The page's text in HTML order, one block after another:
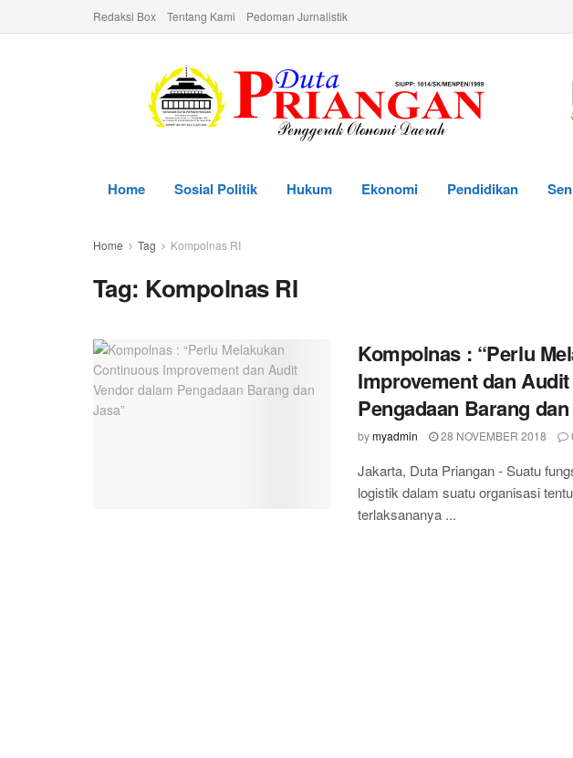
Redaksi Box Tentang Kami Pedoman Jurnalistik
Home Sosial Politik Hukum Ekonomi Pendidikan
Home Tag Kompolnas RI
Tag: Kompolnas RI
Kompolnas : “Perlu
Improvement dan
Pengadaan Barang
bymyadmin 28 NOVEMBER 2018
Jakarta, Duta Priangan - Suatu
logistik dalam suatu organisasi
terlaksananya ...